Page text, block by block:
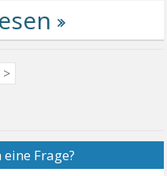
>
Frage?